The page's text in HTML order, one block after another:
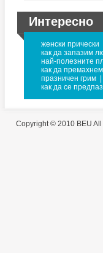
Интересно
женски прически
как да запазим
най-полезните
как да
празничен грим
как да се
Copyright © 2010 BEU All